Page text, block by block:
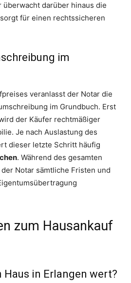
überwacht darüber hinaus die
für einen rechtssicheren
im
veranlasst der Notar die
im Grundbuch. Erst
der Käufer rechtmäßiger
Je nach Auslastung des
dieser letzte Schritt häufig
. Während des gesamten
Notar sämtliche Fristen und
zum Hausankauf
Haus in Erlangen wert?